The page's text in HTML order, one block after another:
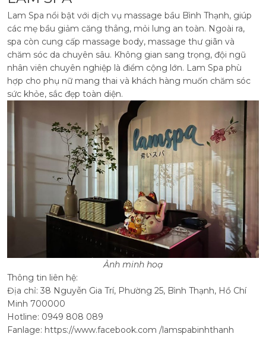
Lam Spa nổi bật với dịch vụ massage bầu Bình Thạnh, giúp
các mẹ bầu giảm căng thẳng, mỏi lưng an toàn. Ngoài ra,
spa còn cung cấp massage body, massage thư giãn và
chăm sóc da chuyên sâu. Không gian sang trọng, đội ngũ
nhân viên chuyên nghiệp là điểm cộng lớn. Lam Spa phù
hợp cho phụ nữ mang thai và khách hàng muốn chăm sóc
sức khỏe, sắc đẹp toàn diện.
Ảnh minh hoạ
Thông tin liên hệ:
Địa chỉ: 38 Nguyễn Gia Trí, Phường 25, Bình Thạnh, Hồ Chí
Minh 700000
Hotline: 0949 808 089
Fanlage: https://www.facebook.com /lamspabinhthanh